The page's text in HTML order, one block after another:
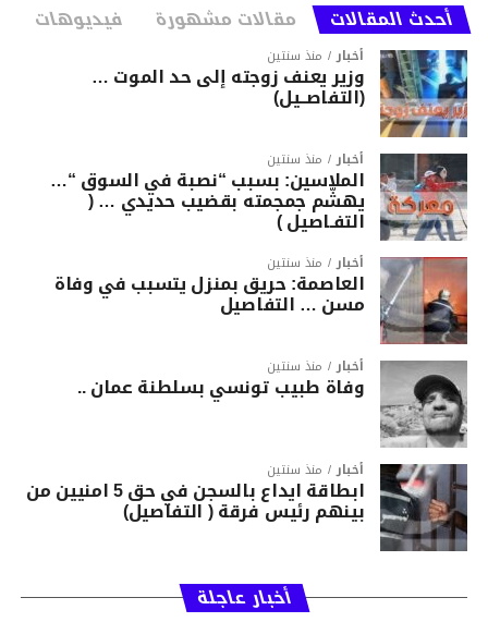
أحدث المقالات مقالات مشهورة فيديوهات
أخبار منذ سنتين
وزير يعنف زوجته إلى حد الموت …
(التفاصــيل)
أخبار منذ سنتين
الملاسين: بسبب “نصبة في السوق “…
يهشّم جمجمته بقضيب حديدي … (
التفـاصيل )
أخبار منذ سنتين
العاصمة: حريق بمنزل يتسبب في وفاة
مسن … التفاصيل
أخبار منذ سنتين
وفاة طبيب تونسي بسلطنة عمان ..
أخبار منذ سنتين
ابطاقة ايداع بالسجن في حق 5 امنيين من
بينهم رئيس فرقة ( التفاصيل)
أخبار عاجلة